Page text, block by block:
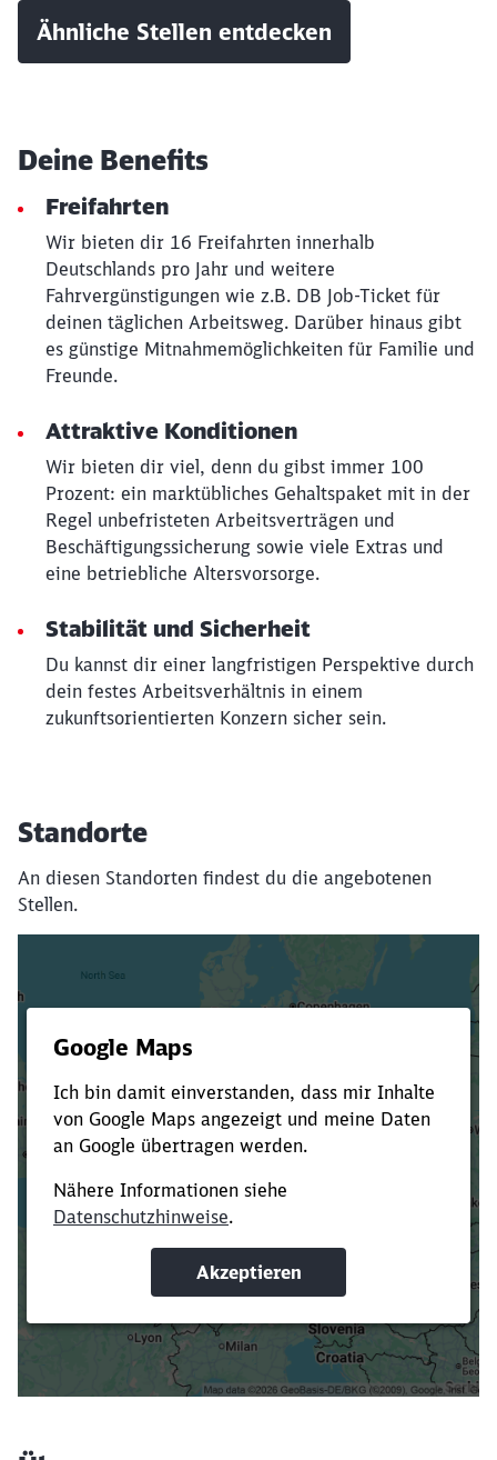
Ähnliche Stellen entdecken
Deine Benefits
Freifahrten
Wir bieten dir 16 Freifahrten innerhalb
Deutschlands pro Jahr und weitere
Fahrvergünstigungen wie z.B. DB Job-Ticket für
deinen täglichen Arbeitsweg. Darüber hinaus gibt
es günstige Mitnahmemöglichkeiten für Familie und
Freunde.
Attraktive Konditionen
Wir bieten dir viel, denn du gibst immer 100
Prozent: ein marktübliches Gehaltspaket mit in der
Regel unbefristeten Arbeitsverträgen und
Beschäftigungssicherung sowie viele Extras und
eine betriebliche Altersvorsorge.
Stabilität und Sicherheit
Du kannst dir einer langfristigen Perspektive durch
dein festes Arbeitsverhältnis in einem
zukunftsorientierten Konzern sicher sein.
Standorte
An diesen Standorten findest du die angebotenen
Stellen.
Verkürze die Ladezeit, indem du Suchbegriffe
oder Filter hinzufügst.
Suchbegriffe eingeben
Filter setzen
Möchten Sie zu
werden?
Abbrechen Weiter